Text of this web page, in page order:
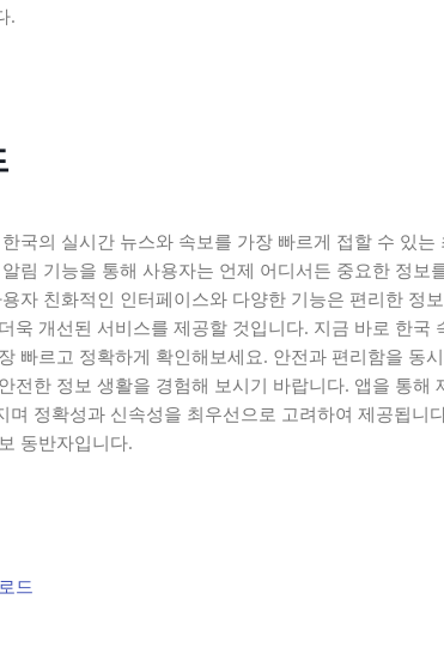
.
국의 실시간 뉴스와 속보를 가장 빠르게 접할 수 있
림 기능을 통해 사용자는 언제 어디서든 중요한 정보
자 친화적인 인터페이스와 다양한 기능은 편리한 정
욱 개선된 서비스를 제공할 것입니다. 지금 바로 한국
빠르고 정확하게 확인해보세요. 안전과 편리함을 동
전한 정보 생활을 경험해 보시기 바랍니다. 앱을 통해
며 정확성과 신속성을 최우선으로 고려하여 제공됩니
동반자입니다.
드